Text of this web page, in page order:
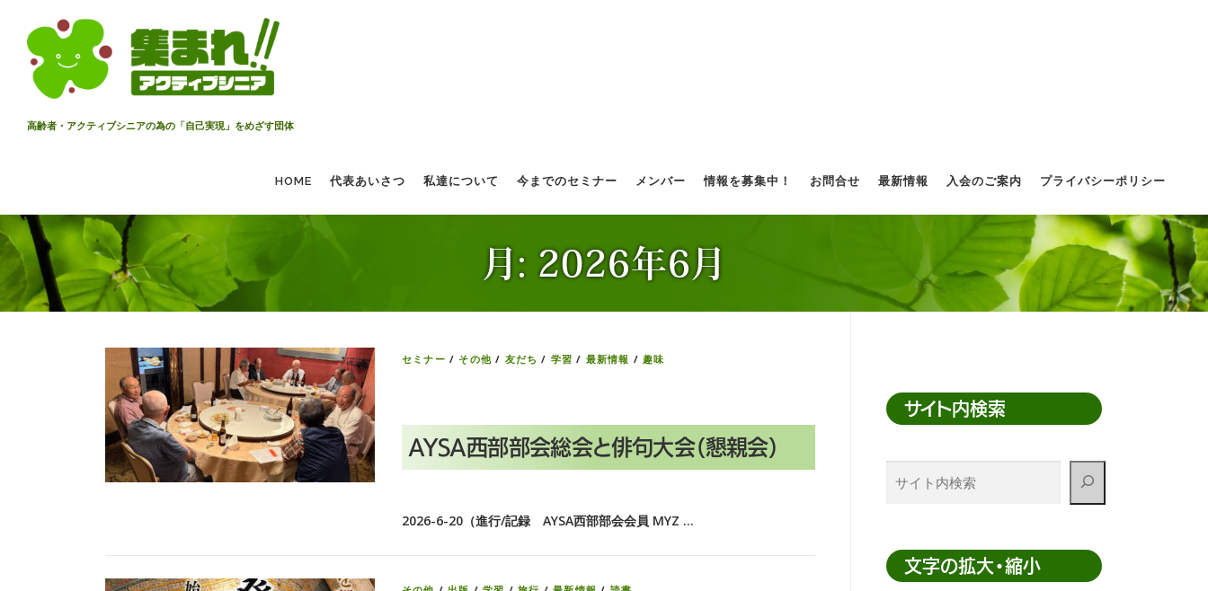
プ
高齢者・アクティブシニアの為の「自己実現」をめざす団体
HOME 代表あいさつ 私達について 今までのセミナー メンバー 情報を募集中！ お問合せ 最新情報 入会のご案内 プライバシーポリシー
月: 2026年6月
セミナー / その他 / 友だち / 学習 / 最新情報 /趣味
AYSA西部部会総会と俳句大会（懇親会）
2026-6-20（進行/記録 AYSA西部部会会員 MYZ …
サイト内検索
検
文字の拡大・縮小